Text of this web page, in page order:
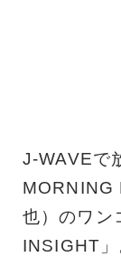
J-WAVEで
MORNING
也）のワン
INSIGHT